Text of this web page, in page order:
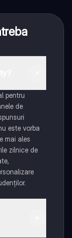
pentru
de
este vorba
mai ales
zilnice de